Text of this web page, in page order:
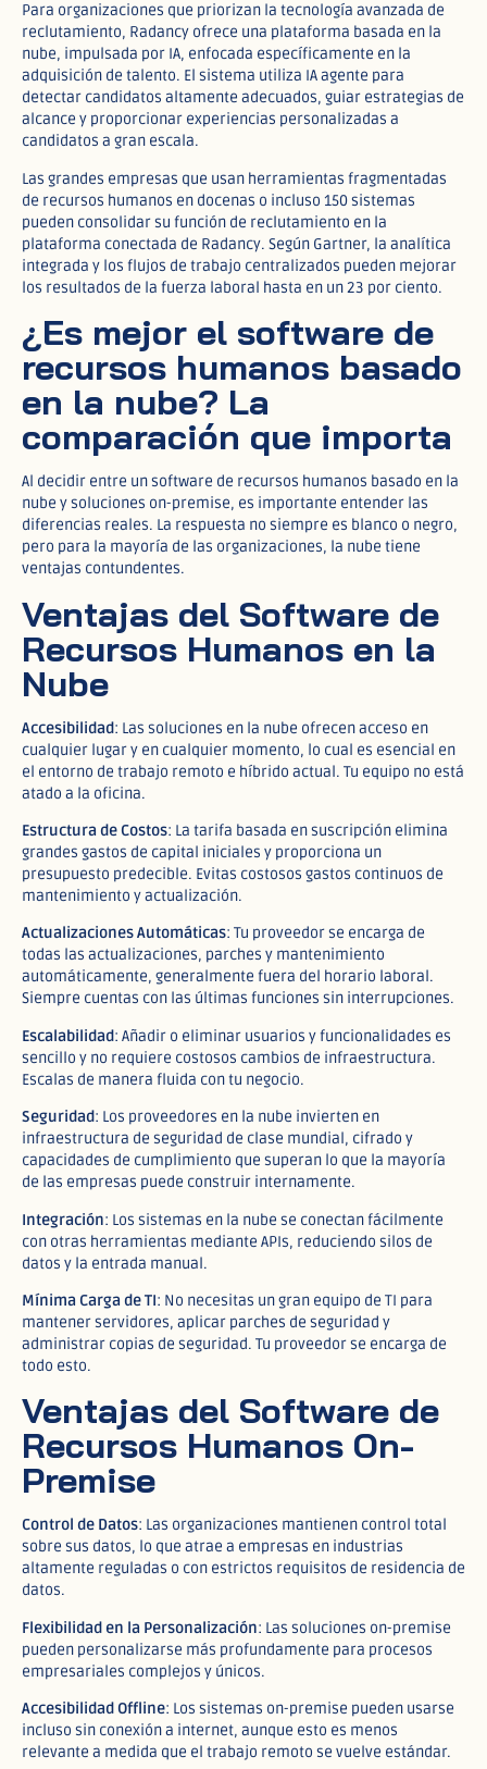
Para organizaciones que priorizan la tecnología avanzada de
reclutamiento, Radancy ofrece una plataforma basada en la
nube, impulsada por IA, enfocada específicamente en la
adquisición de talento. El sistema utiliza IA agente para
detectar candidatos altamente adecuados, guiar estrategias de
alcance y proporcionar experiencias personalizadas a
candidatos a gran escala.​
Las grandes empresas que usan herramientas fragmentadas
de recursos humanos en docenas o incluso 150 sistemas
pueden consolidar su función de reclutamiento en la
plataforma conectada de Radancy. Según Gartner, la analítica
integrada y los flujos de trabajo centralizados pueden mejorar
los resultados de la fuerza laboral hasta en un 23 por ciento.​
¿Es mejor el software de
recursos humanos basado
en la nube? La
comparación que importa
Al decidir entre un software de recursos humanos basado en la
nube y soluciones on-premise, es importante entender las
diferencias reales. La respuesta no siempre es blanco o negro,
pero para la mayoría de las organizaciones, la nube tiene
ventajas contundentes.
Ventajas del Software de
Recursos Humanos en la
Nube
Accesibilidad: Las soluciones en la nube ofrecen acceso en
cualquier lugar y en cualquier momento, lo cual es esencial en
el entorno de trabajo remoto e híbrido actual. Tu equipo no está
atado a la oficina.​
Estructura de Costos: La tarifa basada en suscripción elimina
grandes gastos de capital iniciales y proporciona un
presupuesto predecible. Evitas costosos gastos continuos de
mantenimiento y actualización.​
Actualizaciones Automáticas: Tu proveedor se encarga de
todas las actualizaciones, parches y mantenimiento
automáticamente, generalmente fuera del horario laboral.
Siempre cuentas con las últimas funciones sin interrupciones.​
Escalabilidad: Añadir o eliminar usuarios y funcionalidades es
sencillo y no requiere costosos cambios de infraestructura.
Escalas de manera fluida con tu negocio.​
Seguridad: Los proveedores en la nube invierten en
infraestructura de seguridad de clase mundial, cifrado y
capacidades de cumplimiento que superan lo que la mayoría
de las empresas puede construir internamente.​
Integración: Los sistemas en la nube se conectan fácilmente
con otras herramientas mediante APIs, reduciendo silos de
datos y la entrada manual.​
Mínima Carga de TI: No necesitas un gran equipo de TI para
mantener servidores, aplicar parches de seguridad y
administrar copias de seguridad. Tu proveedor se encarga de
todo esto.​
Ventajas del Software de
Recursos Humanos On-
Premise
Control de Datos: Las organizaciones mantienen control total
sobre sus datos, lo que atrae a empresas en industrias
altamente reguladas o con estrictos requisitos de residencia de
datos.​
Flexibilidad en la Personalización: Las soluciones on-premise
pueden personalizarse más profundamente para procesos
empresariales complejos y únicos.​
Accesibilidad Offline: Los sistemas on-premise pueden usarse
incluso sin conexión a internet, aunque esto es menos
relevante a medida que el trabajo remoto se vuelve estándar.​